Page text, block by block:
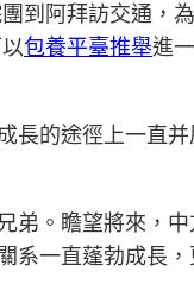
到阿拜訪交通，
包養平臺推舉進
長的途徑上一直
弟。瞻望將來，
系一直蓬勃成長，